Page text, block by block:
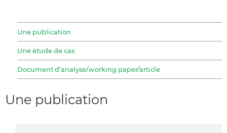
Une publication
Une étude de cas
Document d’analyse/working paper/article
Une publication